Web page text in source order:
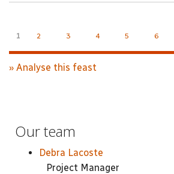
Pages
1 2 3 4 5 6
» Analyse this feast
Our team
Debra Lacoste
Project Manager